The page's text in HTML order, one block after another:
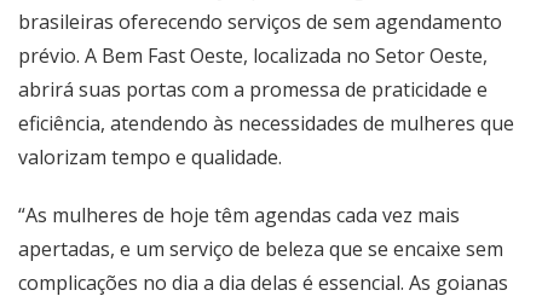
brasileiras oferecendo serviços de sem agendamento
prévio. A Bem Fast Oeste, localizada no Setor Oeste,
abrirá suas portas com a promessa de praticidade e
eficiência, atendendo às necessidades de mulheres que
valorizam tempo e qualidade.
“As mulheres de hoje têm agendas cada vez mais
apertadas, e um serviço de beleza que se encaixe sem
complicações no dia a dia delas é essencial. As goianas